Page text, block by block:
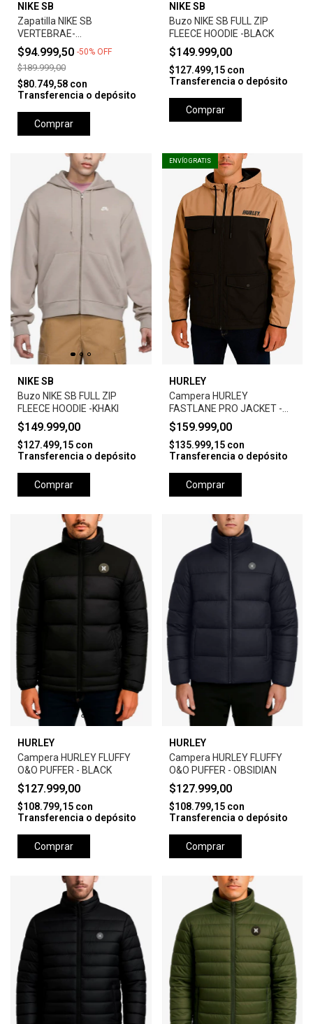
NIKE SB
Zapatilla NIKE SB
VERTEBRAE-
ADOBE/EARTH/NOBLE
RED/MELON TINT
$94.999,50 -50% OFF
$189.999,00
$80.749,58 con
Transferencia o depósito
Comprar
NIKE SB
Buzo NIKE SB FULL ZIP
FLEECE HOODIE -BLACK
$149.999,00
$127.499,15 con
Transferencia o depósito
Comprar
NIKE SB
Buzo NIKE SB FULL ZIP
FLEECE HOODIE -KHAKI
$149.999,00
$127.499,15 con
Transferencia o depósito
Comprar
ENVÍO GRATIS
HURLEY
Campera HURLEY
FASTLANE PRO JACKET -
CAMEL
$159.999,00
$135.999,15 con
Transferencia o depósito
Comprar
HURLEY
Campera HURLEY FLUFFY
O&O PUFFER - BLACK
$127.999,00
$108.799,15 con
Transferencia o depósito
Comprar
HURLEY
Campera HURLEY FLUFFY
O&O PUFFER - OBSIDIAN
$127.999,00
$108.799,15 con
Transferencia o depósito
Comprar